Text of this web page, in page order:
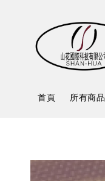
首頁 所有商品